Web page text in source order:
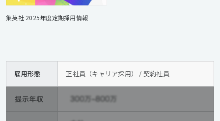
集英社 2025年度定期採用情報
雇用形態 正社員（キャリア採用） / 契約社員